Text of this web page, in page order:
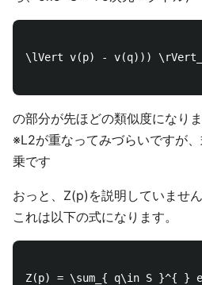
\lVert v(p) - v(q)))
の部分が先ほどの類似度になりま
※L2が重なってみづらいですが
乗です
おっと、Z(p)を説明していません
これは以下の式になります。
Z(p) = \sum_{ q\in S }^{ }